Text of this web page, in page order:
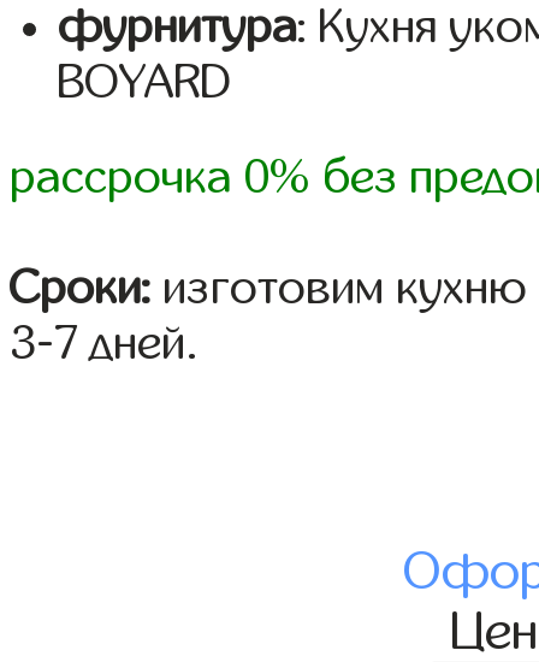
фурнитура: Кухня
BOYARD
рассрочка 0% без
Сроки: изготовим
3-7 дней.